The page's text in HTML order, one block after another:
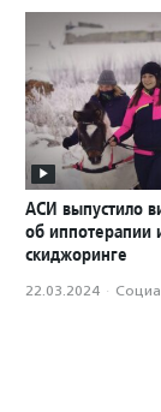
АСИ выпустило
об иппотерапии
скиджоринге
22.03.2024 ·